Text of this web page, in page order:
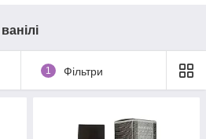
1 Фільтри